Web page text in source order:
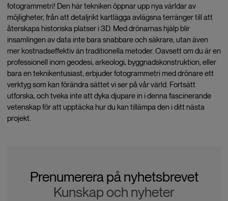
fotogrammetri! Den här tekniken öppnar upp nya världar av
möjligheter, från att detaljrikt kartlägga avlägsna terränger till att
återskapa historiska platser i 3D. Med drönarnas hjälp blir
insamlingen av data inte bara snabbare och säkrare, utan även
mer kostnadseffektiv än traditionella metoder. Oavsett om du är en
professionell inom geodesi, arkeologi, byggnadskonstruktion, eller
bara en teknikentusiast, erbjuder fotogrammetri med drönare ett
verktyg som kan förändra sättet vi ser på vår värld. Fortsätt
utforska, och tveka inte att dyka djupare in i denna fascinerande
vetenskap för att upptäcka hur du kan tillämpa den i ditt nästa
projekt.
Prenumerera på nyhetsbrevet
Kunskap och nyheter